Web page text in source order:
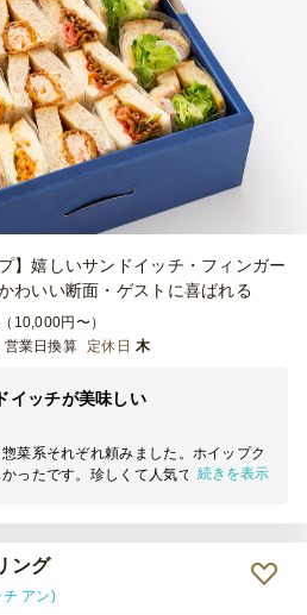
】嬉しいサンドイッチ・フィンガー
わいい断面・ゲストに喜ばれる
10,000円〜）
業日換算 定休日 木
イッチが美味しい
菜系それぞれ頼みました。ホイップク
ったです。珍しくて人気でした！ パ
続きを表示
ング
アン)